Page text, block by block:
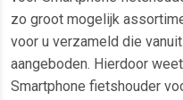
zo groot mogelijk
voor u verzameld die
aangeboden. Hierdoor
Smartphone fietshouder